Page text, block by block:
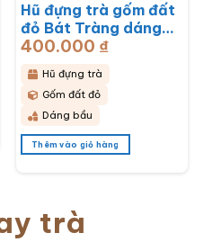
Hũ đựng trà gốm đất
đỏ Bát Tràng dáng
bầu hoạ tiết hoa cúc
hoạ mi trắng BT-
HĐT10
400.000 ₫
Hũ đựng trà
Gốm đất đỏ
Dáng bầu
Thêm vào giỏ hàng
trà